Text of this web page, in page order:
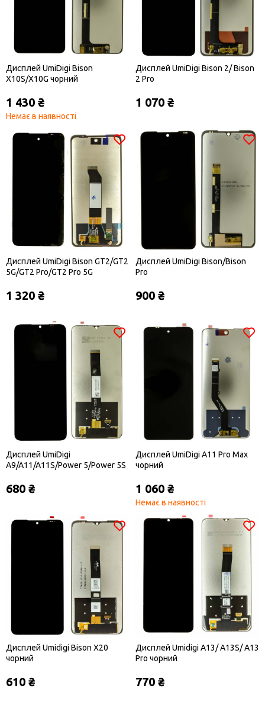
Дисплей UmiDigi Bison
X10S/X10G чорний
1 430 ₴
Немає в наявності
Дисплей UmiDigi Bison 2/ Bison
2 Pro
1 070 ₴
Дисплей UmiDigi Bison GT2/GT2
5G/GT2 Pro/GT2 Pro 5G
1 320 ₴
Дисплей UmiDigi Bison/Bison
Pro
900 ₴
Дисплей UmiDigi
A9/A11/A11S/Power 5/Power 5S
680 ₴
Дисплей UmiDigi A11 Pro Max
чорний
1 060 ₴
Немає в наявності
Дисплей Umidigi Bison X20
чорний
610 ₴
Дисплей Umidigi A13/ A13S/ A13
Pro чорний
770 ₴